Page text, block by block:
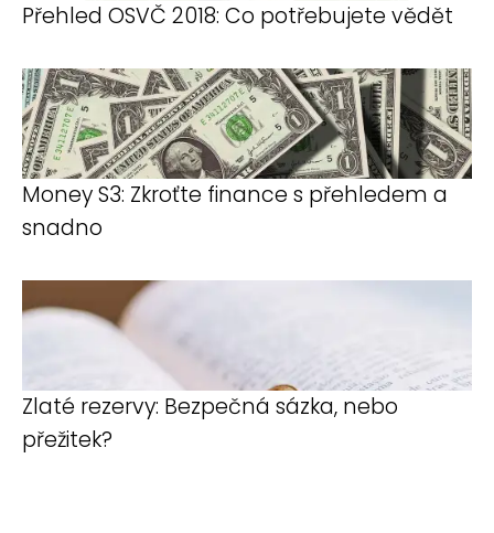
Přehled OSVČ 2018: Co potřebujete vědět
Money S3: Zkroťte finance s přehledem a
snadno
Zlaté rezervy: Bezpečná sázka, nebo
přežitek?